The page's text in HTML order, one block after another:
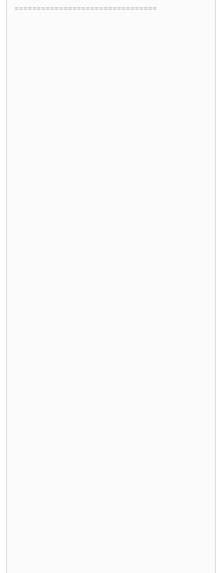
================================